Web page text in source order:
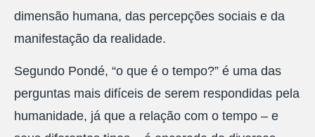
dimensão humana, das percepções sociais e da
manifestação da realidade.
Segundo Pondé, “o que é o tempo?” é uma das
perguntas mais difíceis de serem respondidas pela
humanidade, já que a relação com o tempo – e